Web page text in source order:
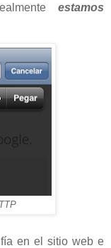
estamos
en el sitio web e